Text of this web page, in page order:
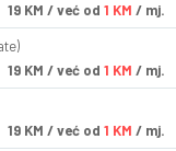
19 KM / već od 1 KM / mj.
19 KM / već od 1 KM / mj.
19 KM / već od 1 KM / mj.